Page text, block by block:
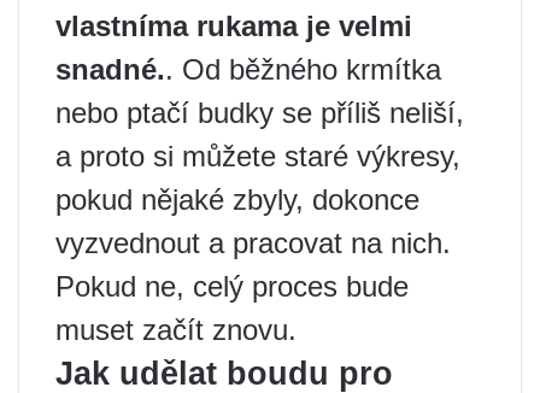
vlastníma rukama je velmi
snadné.. Od běžného krmítka
nebo ptačí budky se příliš neliší,
a proto si můžete staré výkresy,
pokud nějaké zbyly, dokonce
vyzvednout a pracovat na nich.
Pokud ne, celý proces bude
muset začít znovu.
Jak udělat boudu pro